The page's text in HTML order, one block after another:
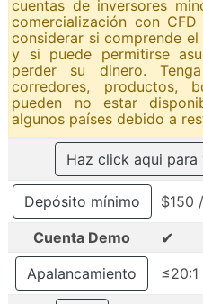
cuentas de inversores
comercialización con
considerar si comprende
y si puede permitirse
perder su dinero.
corredores, productos,
pueden no estar
algunos países debido a
Haz click aqui para
Depósito mínimo
$150
Cuenta Demo
✔
Apalancamiento ≤20:1